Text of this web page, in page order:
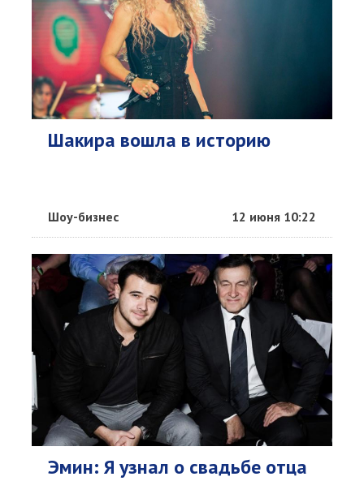
Шакира вошла в историю
Шоу-бизнес 12 июня 10:22
Эмин: Я узнал о свадьбе отца